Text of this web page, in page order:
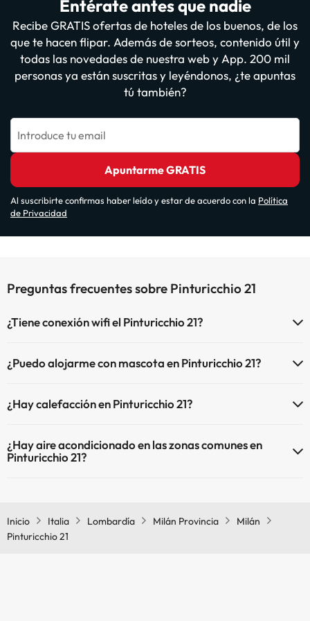
Entérate antes que nadie
Recibe GRATIS ofertas de hoteles de los buenos, de los
que te hacen flipar. Además de sorteos, contenido útil y
todas las novedades de nuestra web y App. 200 mil
personas ya están suscritas y leyéndonos, ¿te apuntas
tú también?
Introduce tu email
Apuntarme GRATIS
Al suscribirte confirmas haber leído y estar de acuerdo con la Política
de Privacidad
Preguntas frecuentes sobre Pinturicchio 21
¿Tiene conexión wifi el Pinturicchio 21?
¿Puedo alojarme con mascota en Pinturicchio 21?
¿Hay calefacción en Pinturicchio 21?
¿Hay aire acondicionado en las zonas comunes en
Pinturicchio 21?
Inicio Italia Lombardía Milán Provincia
Milán
Pinturicchio 21